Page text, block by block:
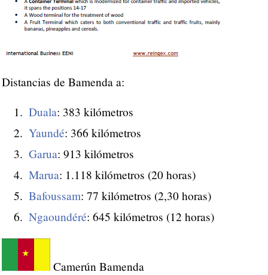
Distancias de Bamenda a:
Duala: 383 kilómetros
Yaundé: 366 kilómetros
Garua: 913 kilómetros
Marua: 1.118 kilómetros (20 horas)
Bafoussam: 77 kilómetros (2,30 horas)
Ngaoundéré: 645 kilómetros (12 horas)
Camerún Bamenda